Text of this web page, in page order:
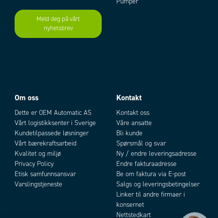
Add to existing cart row
Meld deg på vårt
nyhetsbrev
Om oss
Dette er OEM Automatic AS
Vårt logistikksenter i Sverige
Kundetilpassede løsninger
Vårt bærekraftsarbeid
Kvalitet og miljø
Privacy Policy
Etisk samfunnsansvar
Varslingstjeneste
Kontakt
Kontakt oss
Våre ansatte
Bli kunde
Spørsmål og svar
Ny / endre leveringsadresse
Endre fakturaadresse
Be om faktura via E-post
Salgs og leveringsbetingelser
Linker til andre firmaer i
konsernet
Nettstedkart